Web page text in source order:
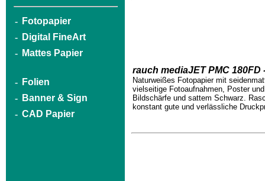
-
Fotopapier
-
Digital FineArt
-
Mattes Papier
-
Folien
-
Banner & Sign
- CAD Papier
rauch mediaJET PMC
Naturweißes Fotopapier mit
vielseitige Fotoaufnahmen, Poster
Bildschärfe und sattem Schwarz.
konstant gute und verlässliche